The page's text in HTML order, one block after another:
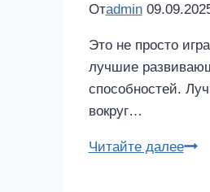
Отadmin
Это не просто
лучшие
способностей.
вокруг…
Читайте далее15+